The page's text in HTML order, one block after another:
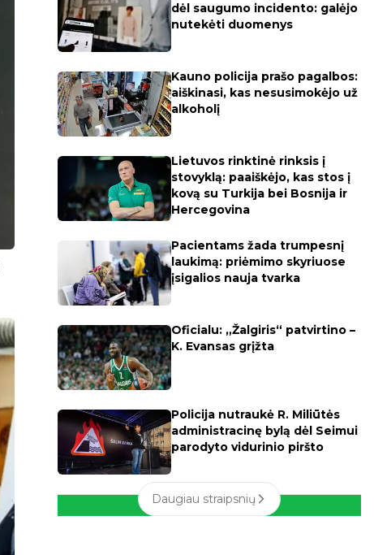
dėl saugumo incidento: galėjo
nutekėti duomenys
Kauno policija prašo pagalbos:
aiškinasi, kas nesusimokėjo už
alkoholį
Lietuvos rinktinė rinksis į
stovyklą: paaiškėjo, kas stos į
kovą su Turkija bei Bosnija ir
Hercegovina
Pacientams žada trumpesnį
laukimą: priėmimo skyriuose
įsigalios nauja tvarka
Oficialu: „Žalgiris“ patvirtino –
K. Evansas grįžta
Policija nutraukė R. Miliūtės
administracinę bylą dėl Seimui
parodyto vidurinio piršto
Daugiau straipsnių